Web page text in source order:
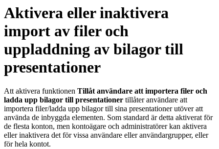
Aktivera eller inaktivera
import av filer och
uppladdning av bilagor till
presentationer
Att aktivera funktionen Tillåt användare att importera filer och
ladda upp bilagor till presentationer tillåter användare att
importera filer/ladda upp bilagor till sina presentationer utöver att
använda de inbyggda elementen. Som standard är detta aktiverat för
de flesta konton, men kontoägare och administratörer kan aktivera
eller inaktivera det för vissa användare eller användargrupper, eller
för hela kontot.